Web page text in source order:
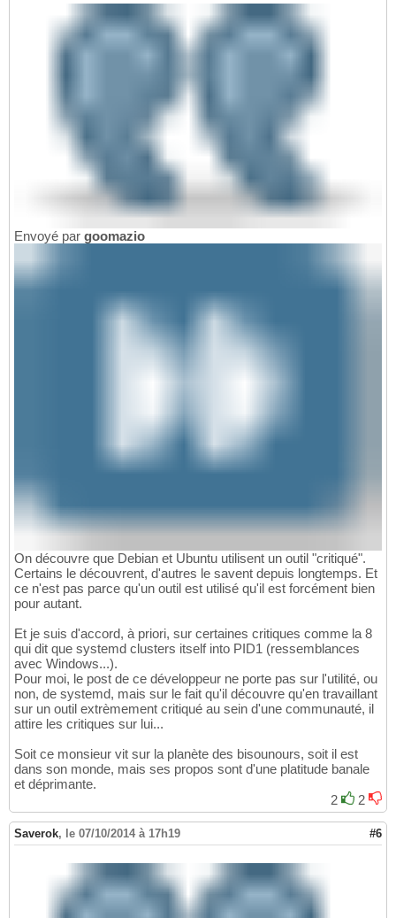
Envoyé par goomazio
On découvre que Debian et Ubuntu utilisent un outil "critiqué".
Certains le découvrent, d'autres le savent depuis longtemps. Et
ce n'est pas parce qu'un outil est utilisé qu'il est forcément bien
pour autant.
Et je suis d'accord, à priori, sur certaines critiques comme la 8
qui dit que systemd clusters itself into PID1 (ressemblances
avec Windows...).
Pour moi, le post de ce développeur ne porte pas sur l'utilité, ou
non, de systemd, mais sur le fait qu'il découvre qu'en travaillant
sur un outil extrèmement critiqué au sein d'une communauté, il
attire les critiques sur lui...
Soit ce monsieur vit sur la planète des bisounours, soit il est
dans son monde, mais ses propos sont d'une platitude banale
et déprimante.
2
2
Saverok, le 07/10/2014 à 17h19 #6